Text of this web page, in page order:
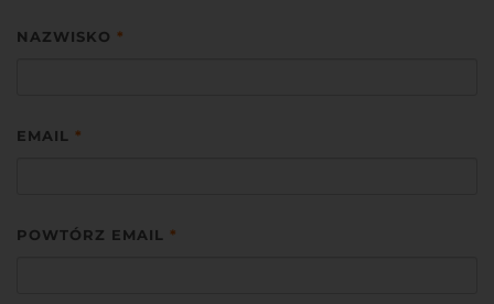
NAZWISKO *
EMAIL *
POWTÓRZ EMAIL *